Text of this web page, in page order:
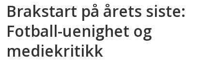
Brakstart på årets siste:
Fotball-uenighet og
mediekritikk